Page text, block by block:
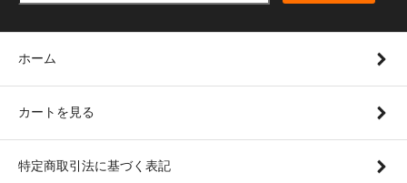
ホーム
カートを見る
特定商取引法に基づく表記